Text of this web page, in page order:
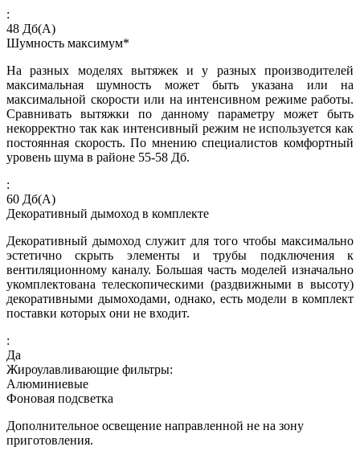
:
48 Дб(А)
Шумность максимум*
На разных моделях вытяжек и у разных производителей
максимальная шумность может быть указана или на
максимальной скорости или на интенсивном режиме работы.
Сравнивать вытяжки по данному параметру может быть
некорректно так как интенсивный режим не используется как
постоянная скорость. По мнению специалистов комфортный
уровень шума в районе 55-58 Дб.
:
60 Дб(А)
Декоративный дымоход в комплекте
Декоративный дымоход служит для того чтобы максимально
эстетично скрыть элементы и трубы подключения к
вентиляционному каналу. Большая часть моделей изначально
укомплектована телескопическими (раздвижными в высоту)
декоративными дымоходами, однако, есть модели в комплект
поставки которых они не входит.
:
Да
Жироулавливающие фильтры:
Алюминиевые
Фоновая подсветка
Дополнительное освещение направленной не на зону
приготовления.